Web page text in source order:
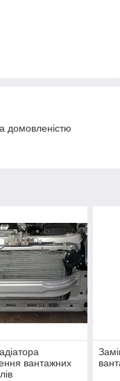
домовленістю
вантажних